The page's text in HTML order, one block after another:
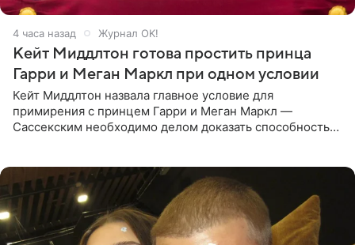
4 часа назад Журнал OK!
Кейт Миддлтон готова простить принца
Гарри и Меган Маркл при одном условии
Кейт Миддлтон назвала главное условие для
примирения с принцем Гарри и Меган Маркл —
Сассекским необходимо делом доказать способность